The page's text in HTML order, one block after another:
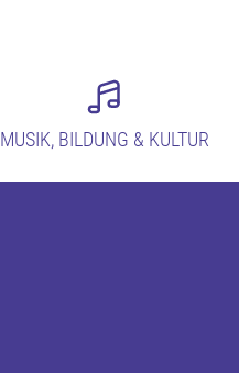
MUSIK, BILDUNG & KULTUR